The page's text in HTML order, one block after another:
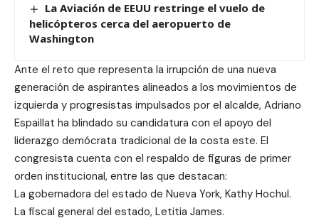
La Aviación de EEUU restringe el vuelo de
helicópteros cerca del aeropuerto de
Washington
Ante el reto que representa la irrupción de una nueva
generación de aspirantes alineados a los movimientos de
izquierda y progresistas impulsados por el alcalde, Adriano
Espaillat ha blindado su candidatura con el apoyo del
liderazgo demócrata tradicional de la costa este. El
congresista cuenta con el respaldo de figuras de primer
orden institucional, entre las que destacan:
La gobernadora del estado de Nueva York, Kathy Hochul.
La fiscal general del estado, Letitia James.